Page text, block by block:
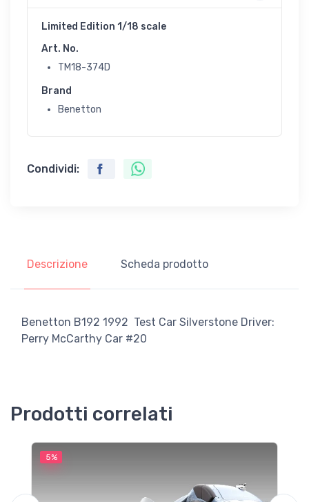
Limited Edition 1/18 scale
Art. No.
TM18-374D
Brand
Benetton
Condividi:
Descrizione Scheda prodotto
Benetton B192 1992 Test Car Silverstone Driver:
Perry McCarthy Car #20
Prodotti correlati
5%